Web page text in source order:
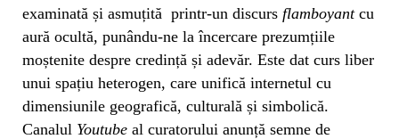
examinată și asmuțită printr-un discurs flamboyantcu
aură ocultă, punându-ne la încercare prezumțiile
moștenite despre credință și adevăr. Este dat curs liber
unui spațiu heterogen, care unifică internetul cu
dimensiunile geografică, culturală și simbolică.
Canalul Youtube al curatorului anunță semne de